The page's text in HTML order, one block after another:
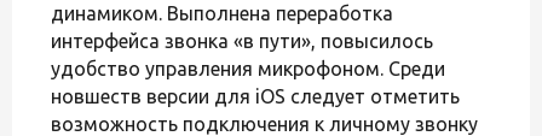
динамиком. Выполнена переработка
интерфейса звонка «в пути», повысилось
удобство управления микрофоном. Среди
новшеств версии для iOS следует отметить
возможность подключения к личному звонку